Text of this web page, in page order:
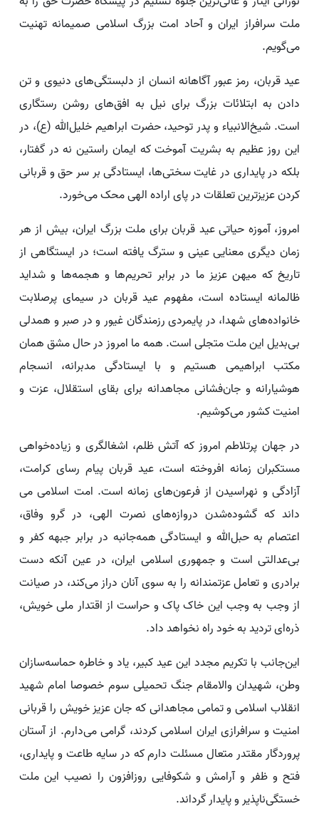
ملت سرافراز ایران و آحاد امت بزرگ اسلامی صمیمانه تهنیت
می‌گویم.
عید قربان، رمز عبور آگاهانه انسان از دلبستگی‌های دنیوی و تن
دادن به ابتلائات بزرگ برای نیل به افق‌های روشن رستگاری
است. شیخ‌الانبیاء و پدر توحید، حضرت ابراهیم خلیل‌الله (ع)، در
این روز عظیم به بشریت آموخت که ایمان راستین نه در گفتار،
بلکه در پایداری در غایت سختی‌ها، ایستادگی بر سر حق و قربانی
کردن عزیزترین تعلقات در پای اراده الهی محک می‌خورد.
امروز، آموزه حیاتی عید قربان برای ملت بزرگ ایران، بیش از هر
زمان دیگری معنایی عینی و سترگ یافته است؛ در ایستگاهی از
تاریخ که میهن عزیز ما در برابر تحریم‌ها و هجمه‌ها و شداید
ظالمانه ایستاده است، مفهوم عید قربان در سیمای پرصلابت
خانواده‌های شهدا، در پایمردی رزمندگان غیور و در صبر و همدلی
بی‌بدیل این ملت متجلی است. همه ما امروز در حال مشق همان
مکتب ابراهیمی هستیم و با ایستادگی مدبرانه، انسجام
هوشیارانه و جان‌فشانی مجاهدانه برای بقای استقلال، عزت و
امنیت کشور می‌کوشیم.
در جهان پرتلاطم امروز که آتش ظلم، اشغالگری و زیاده‌خواهی
مستکبران زمانه افروخته است، عید قربان پیام رسای کرامت،
آزادگی و نهراسیدن از فرعون‌های زمانه است. امت اسلامی می
داند که گشوده‌شدن دروازه‌های نصرت الهی، در گرو وفاق،
اعتصام به حبل‌الله و ایستادگی همه‌جانبه در برابر جبهه کفر و
بی‌عدالتی است و جمهوری اسلامی ایران، در عین آنکه دست
برادری و تعامل عزتمندانه را به سوی آنان دراز می‌کند، در صیانت
از وجب به وجب این خاک پاک و حراست از اقتدار ملی خویش،
ذره‌ای تردید به خود راه نخواهد داد.
این‌جانب با تکریم مجدد این عید کبیر، یاد و خاطره حماسه‌سازان
وطن، شهیدان والامقام جنگ تحمیلی سوم خصوصا امام شهید
انقلاب اسلامی و تمامی مجاهدانی که جان عزیز خویش را قربانی
امنیت و سرافرازی ایران اسلامی کردند، گرامی می‌دارم. از آستان
پروردگار مقتدر متعال مسئلت دارم که در سایه طاعت و پایداری،
فتح و ظفر و آرامش و شکوفایی روزافزون را نصیب این ملت
خستگی‌ناپذیر و پایدار گرداند.